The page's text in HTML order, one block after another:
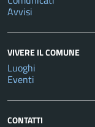
Avvisi
VIVERE IL COMUNE
Luoghi
Eventi
CONTATTI